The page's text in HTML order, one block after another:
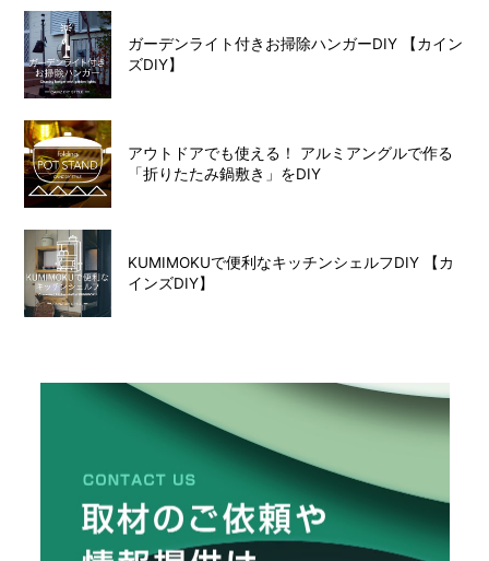
ガーデンライト付きお掃除ハンガーDIY 【カイン
ズDIY】
アウトドアでも使える！ アルミアングルで作る
「折りたたみ鍋敷き」をDIY
KUMIMOKUで便利なキッチンシェルフDIY 【カ
インズDIY】